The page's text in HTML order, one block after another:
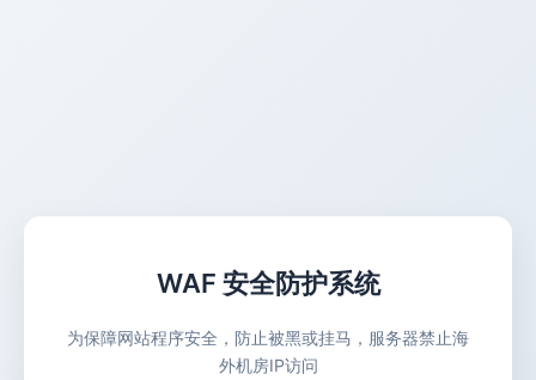
WAF 安全防护系统
为保障网站程序安全，防止被黑或挂马，服务器禁止海
外机房IP访问